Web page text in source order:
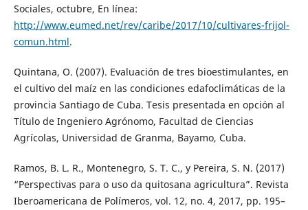
Sociales, octubre, En línea:
http://www.eumed.net/rev/caribe/2017/10/cultivares-frijol-
comun.html.
Quintana, O. (2007). Evaluación de tres bioestimulantes, en
el cultivo del maíz en las condiciones edafoclimáticas de la
provincia Santiago de Cuba. Tesis presentada en opción al
Título de Ingeniero Agrónomo, Facultad de Ciencias
Agrícolas, Universidad de Granma, Bayamo, Cuba.
Ramos, B. L. R., Montenegro, S. T. C., y Pereira, S. N. (2017)
“Perspectivas para o uso da quitosana agricultura”. Revista
Iberoamericana de Polímeros, vol. 12, no. 4, 2017, pp. 195–